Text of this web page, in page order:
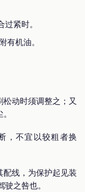
紧时。
机油。
动时须调整之；又
，不宜以较粗者换
线，为保护起见装
之咎也。